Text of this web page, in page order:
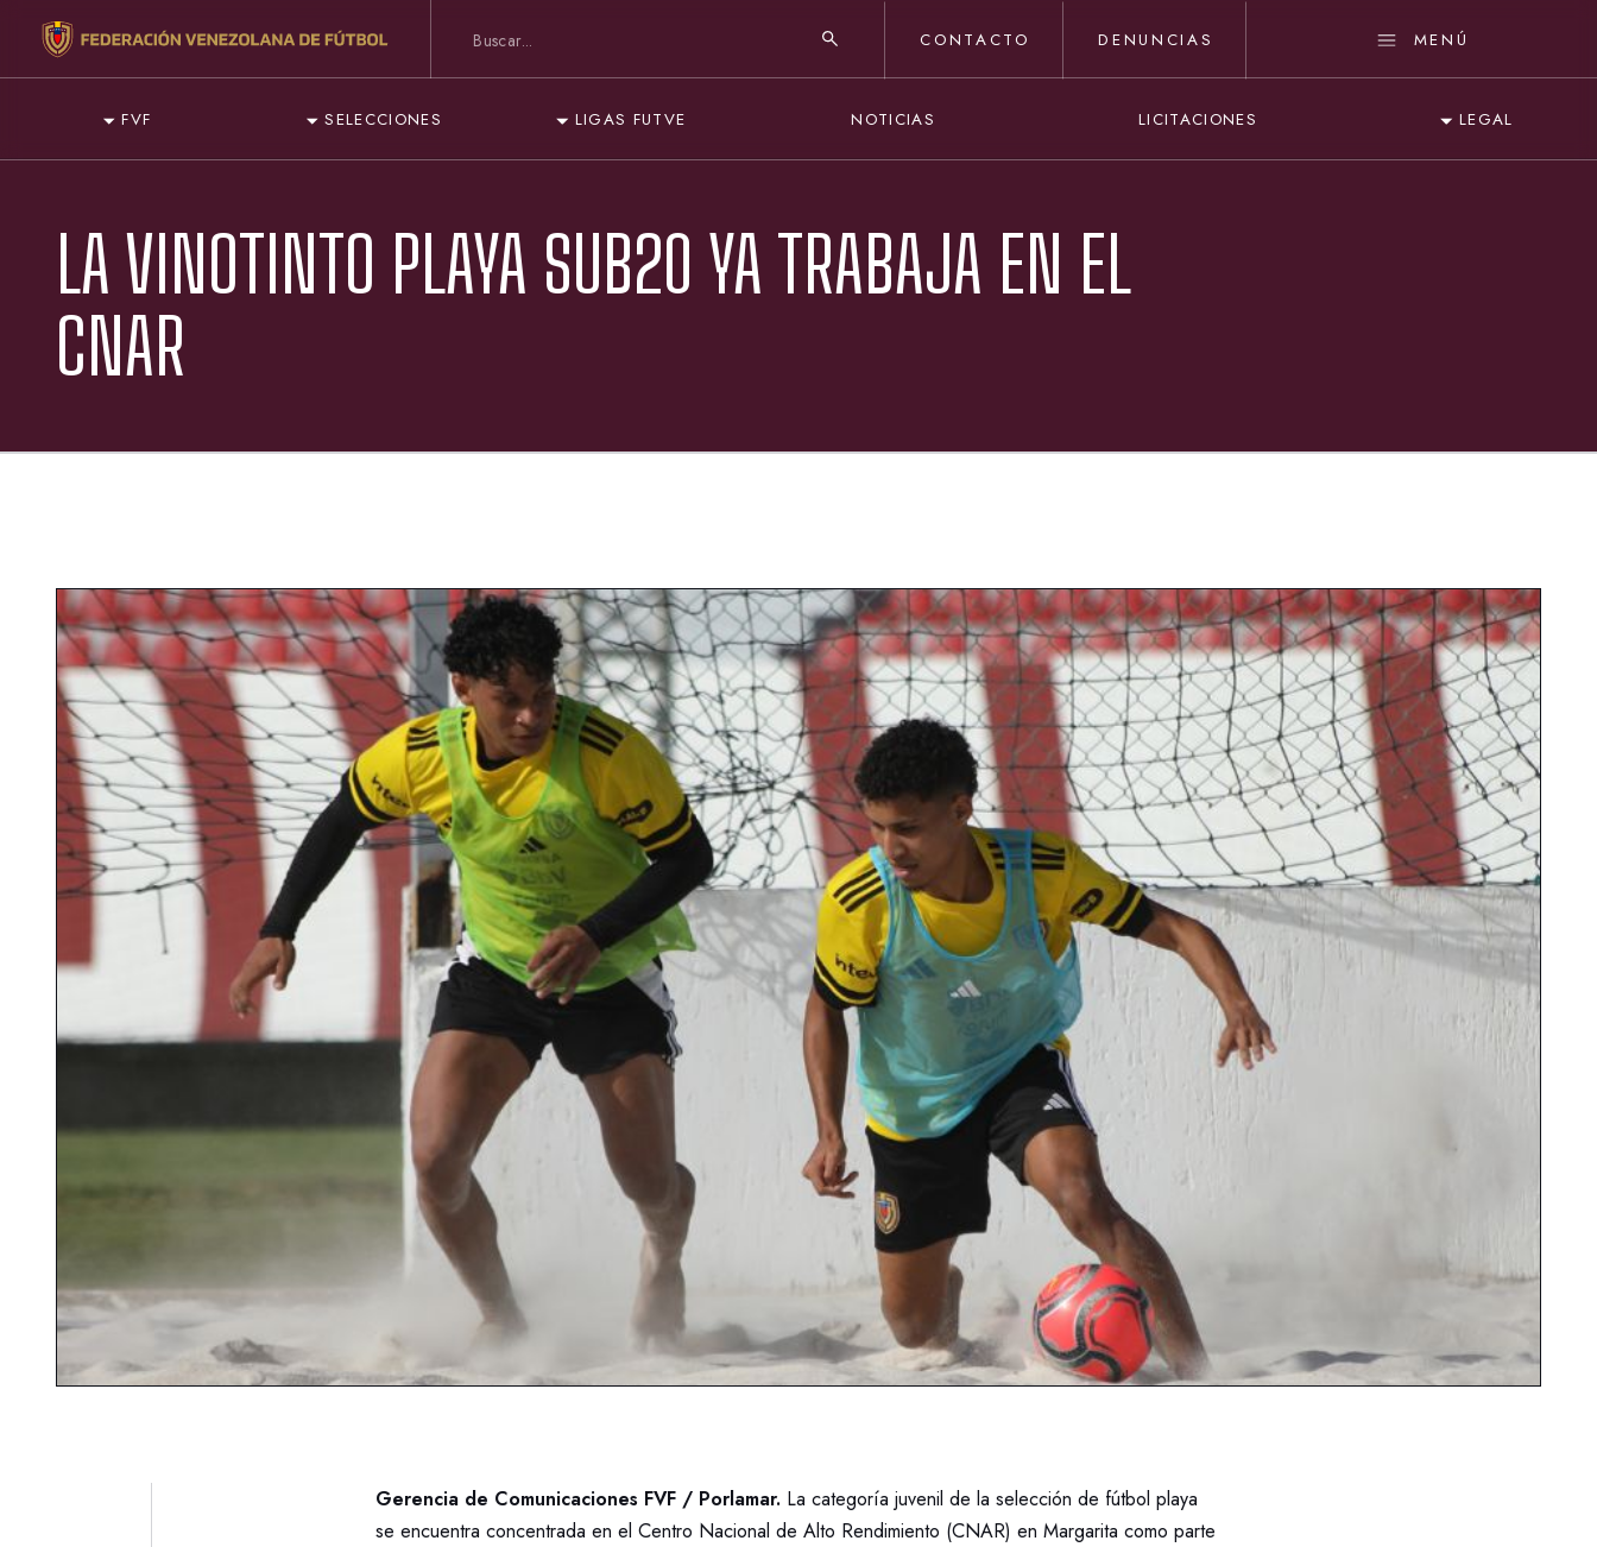
CONTACTO DENUNCIAS MENÚ
FVF SELECCIONES LIGAS FUTVE NOTICIAS LICITACIONES LEGAL
LA VINOTINTO PLAYA SUB20 YA TRABAJA EN EL
CNAR
Gerencia de Comunicaciones FVF / Porlamar. La categoría juvenil de la selección de fútbol playa
se encuentra concentrada en el Centro Nacional de Alto Rendimiento (CNAR) en Margarita como parte